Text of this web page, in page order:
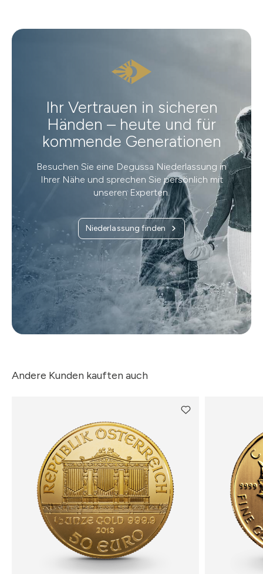
Ihr Vertrauen in sicheren
Händen – heute und für
kommende Generationen
Besuchen Sie eine Degussa Niederlassung in
Ihrer Nähe und sprechen Sie persönlich mit
unseren Experten.
Niederlassung finden
Andere Kunden kauften auch